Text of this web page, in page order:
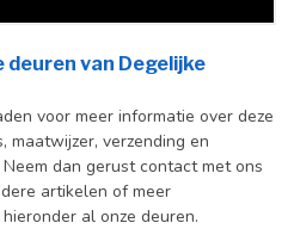
van Degelijke
voor meer informatie over deze
maatwijzer, verzending en
dan gerust contact met ons
artikelen of meer
al onze deuren.